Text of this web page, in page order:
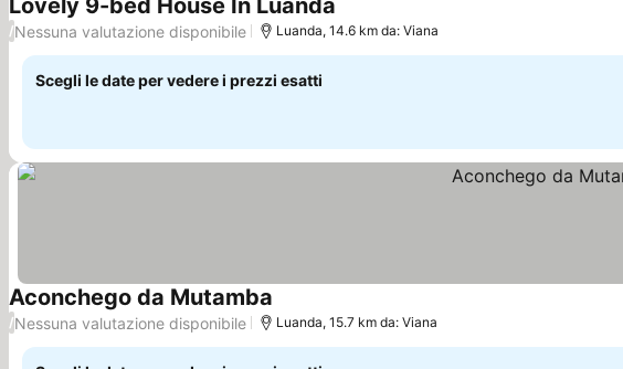
Lovely 9-bed House In Luanda
/Nessuna valutazione disponibile Luanda, 14.6 km da: Viana
Scegli le date per vedere i prezzi esatti
Aconchego da Mutamba
/Nessuna valutazione disponibile Luanda, 15.7 km da: Viana